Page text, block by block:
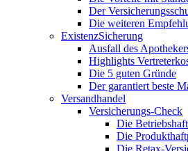
Der
Die weiteren
ExistenzSicherung
Ausfall des
Highlights
Die 5 guten Gründe
Der garantiert beste
Versandhandel
Versicherungs-Check
Die
Die
Die Retax-